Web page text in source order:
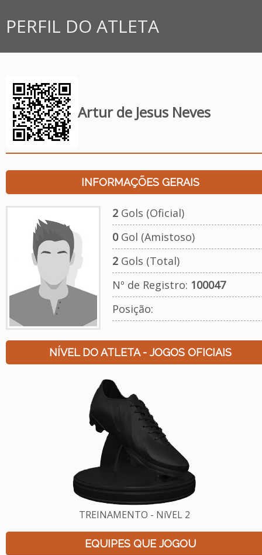
PERFIL DO ATLETA
Artur de Jesus Neves
INFORMAÇÕES GERAIS
2Gols (Oficial)
0Gol (Amistoso)
2Gols (Total)
Nº de Registro: 100047
Posição:
NÍVEL DO ATLETA - JOGOS OFICIAIS
TREINAMENTO - NíVEL 2
EQUIPES QUE JOGOU